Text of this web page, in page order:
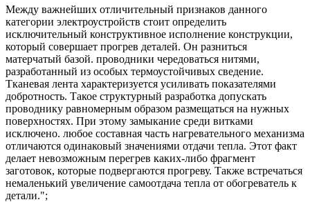
Между важнейших отличительный признаков данного
категории электроустройств стоит определить
исключительный конструктивное исполнение конструкции,
который совершает прогрев деталей. Он разниться
матерчатый базой. проводники чередоваться нитями,
разработанный из особых термоустойчивых сведение.
Тканевая лента характеризуется усиливать показателями
добротность. Такое структурный разработка допускать
проводнику равномерным образом размещаться на нужных
поверхностях. При этому замыкание среди витками
исключено. любое составная часть нагревательного механизма
отличаются одинаковый значениями отдачи тепла. Этот факт
делает невозможным перегрев каких-либо фрагмент
заготовок, которые подвергаются прогреву. Также встречаться
немаленький увеличение самоотдача тепла от обогреватель к
детали.";